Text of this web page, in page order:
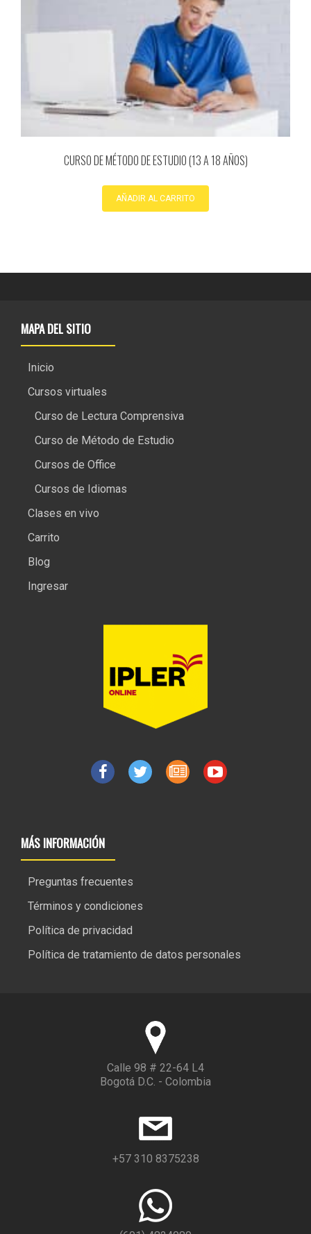
CURSO DE MÉTODO DE ESTUDIO (13 A 18 AÑOS)
AÑADIR AL CARRITO
MAPA DEL SITIO
Inicio
Cursos virtuales
Curso de Lectura Comprensiva
Curso de Método de Estudio
Cursos de Office
Cursos de Idiomas
Clases en vivo
Carrito
Blog
Ingresar
MÁS INFORMACIÓN
Preguntas frecuentes
Términos y condiciones
Política de privacidad
Política de tratamiento de datos personales
Calle 98 # 22-64 L4
Bogotá D.C. - Colombia
+57 310 8375238